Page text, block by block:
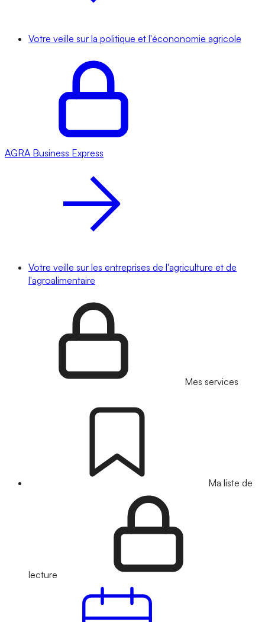
Votre veille sur la politique et l'écononomie agricole
AGRA Business Express
Votre veille sur les entreprises de l'agriculture et de
l'agroalimentaire
Mes services
Ma liste de
lecture